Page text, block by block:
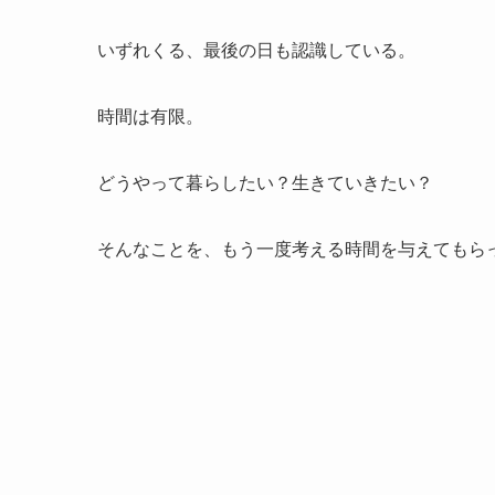
いずれくる、最後の日も認識している。
時間は有限。
どうやって暮らしたい？生きていきたい？
そんなことを、もう一度考える時間を与えてもら